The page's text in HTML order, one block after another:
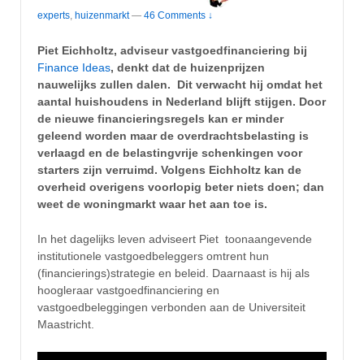
experts huizenmarkt — 46 Comments ↓
Piet Eichholtz, adviseur vastgoedfinanciering bij
Finance Ideas, denkt dat de huizenprijzen
nauwelijks zullen dalen. Dit verwacht hij omdat het
aantal huishoudens in Nederland blijft stijgen. Door
de nieuwe financieringsregels kan er minder
geleend worden maar de overdrachtsbelasting is
verlaagd en de belastingvrije schenkingen voor
starters zijn verruimd. Volgens Eichholtz kan de
overheid overigens voorlopig beter niets doen; dan
weet de woningmarkt waar het aan toe is.
In het dagelijks leven adviseert Piet toonaangevende
institutionele vastgoedbeleggers omtrent hun
(financierings)strategie en beleid. Daarnaast is hij als
hoogleraar vastgoedfinanciering en
vastgoedbeleggingen verbonden aan de Universiteit
Maastricht.